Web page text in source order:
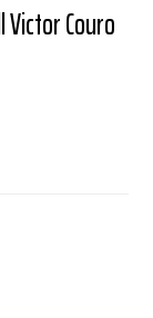
Couro